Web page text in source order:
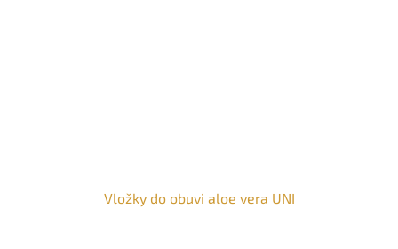
Vložky do obuvi aloe vera UNI